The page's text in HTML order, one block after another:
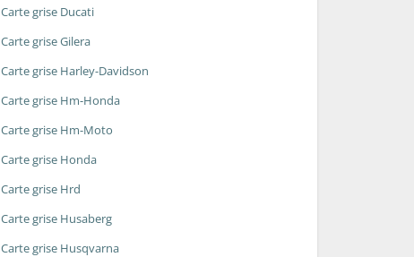
Carte grise Ducati
Carte grise Gilera
Carte grise Harley-Davidson
Carte grise Hm-Honda
Carte grise Hm-Moto
Carte grise Honda
Carte grise Hrd
Carte grise Husaberg
Carte grise Husqvarna